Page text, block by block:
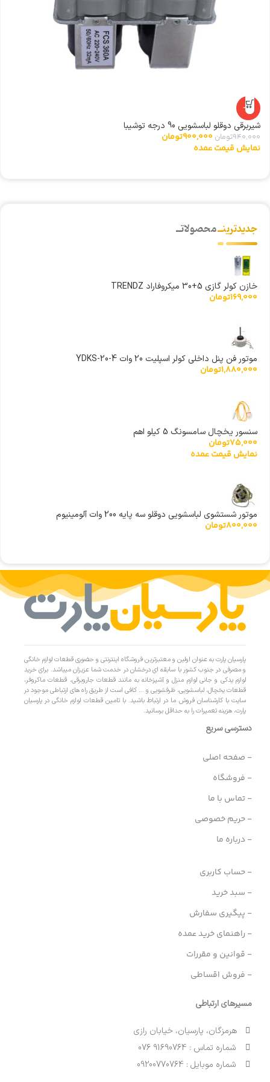
-4%
شیربرقی دوقلو لباسشویی 90 درجه توشیبا
940,000تومان 900,000تومان
نمایش قیمت عمده
جدیدترینــمحصولاتــ
خازن کولر گازی 5+30 میکروفاراد TRENDZ
169,000تومان
موتور فن پنل داخلی کولر اسپلیت 20 وات YDKS-20-4
1,880,000تومان
سنسور یخچال سامسونگ 5 کیلو اهم
75,000تومان
نمایش قیمت عمده
موتور شستشوی لباسشویی دوقلو سه پایه 200 وات آلومینیوم
800,000تومان
پارسیان پارت به عنوان اولین و معتبرترین فروشگاه اینترنتی و حضوری قطعات لوازم خانگی
و مصرفی در جنوب کشور با سابقه ای درخشان در خدمت شما عزیزان میباشد. برای خرید
لوازم یدکی و جانی لوازم منزل و آشپزخانه به مانند قطعات جاروبرقی، قطعات ماکروفر،
قطعات یخچال، لباسشویی، ظرفشویی و … کافی است از طریق راه های ارتباطی موجود در
سایت با کارشناسان فروش ما در ارتباط باشید. با تامین قطعات لوازم خانگی در پارسیان
پارت، هزینه تعمیرات را به حداقل برسانید.
دسترسی سریع
- صفحه اصلی
- فروشگاه
- تماس با ما
- حریم خصوصی
- درباره ما
- حساب کاربری
- سبد خرید
- پیگیری سفارش
- راهنمای خرید عمده
- قوانین و مقررات
- فروش اقساطی
مسیرهای ارتباطی
هرمزگان، پارسیان، خیابان رازی
شماره تماس : 91690764 076
شماره موبایل : 09200770764